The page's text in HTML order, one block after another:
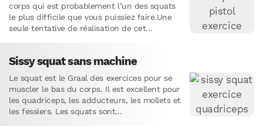
corps qui est probablement l’un des squats
le plus difficile que vous puissiez faire.Une
seule tentative de réalisation de cet
Sissy squat sans machine
Le squat est le Graal des exercices pour se
muscler le bas du corps. Il est excellent pour
les quadriceps, les adducteurs, les mollets et
les fessiers. Les squats sont…